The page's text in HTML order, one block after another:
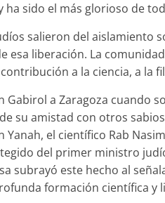
ha sido el más glorioso de
salieron del aislamiento
esa liberación. La
a la ciencia, a la
Gabirol a Zaragoza cuando
su amistad con otros
el científico Rab
del primer ministro
subrayó este hecho al
formación científica y